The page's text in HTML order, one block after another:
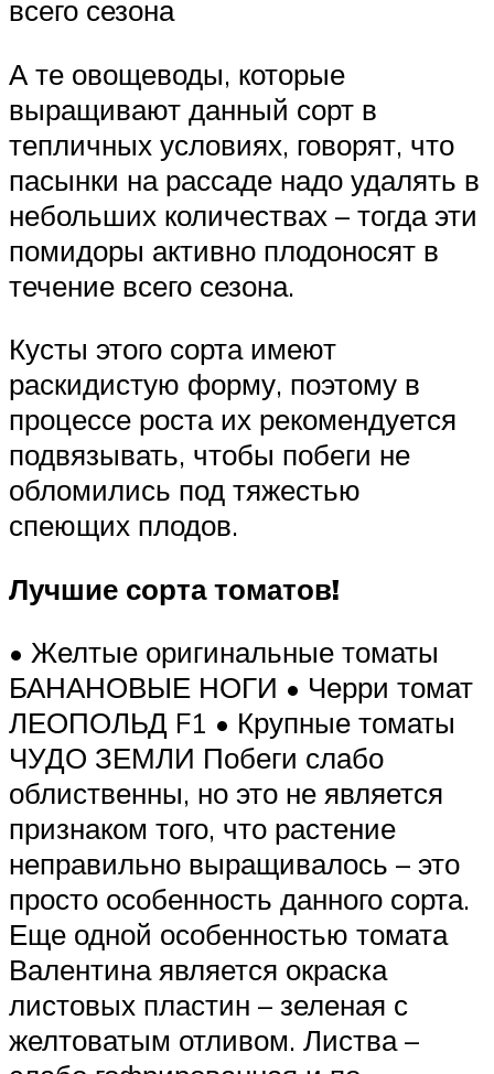
всего сезона
А те овощеводы, которые
выращивают данный сорт в
тепличных условиях, говорят, что
пасынки на рассаде надо удалять в
небольших количествах – тогда эти
помидоры активно плодоносят в
течение всего сезона.
Кусты этого сорта имеют
раскидистую форму, поэтому в
процессе роста их рекомендуется
подвязывать, чтобы побеги не
обломились под тяжестью
спеющих плодов.
Лучшие сорта томатов!
• Желтые оригинальные томаты
БАНАНОВЫЕ НОГИ • Черри томат
ЛЕОПОЛЬД F1 • Крупные томаты
ЧУДО ЗЕМЛИ Побеги слабо
облиственны, но это не является
признаком того, что растение
неправильно выращивалось – это
просто особенность данного сорта.
Еще одной особенностью томата
Валентина является окраска
листовых пластин – зеленая с
желтоватым отливом. Листва –